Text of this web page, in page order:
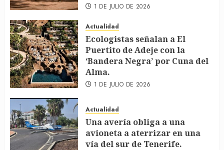
1 DE JULIO DE 2026
Actualidad
Ecologistas señalan a El
Puertito de Adeje con la
‘Bandera Negra’ por Cuna del
Alma.
1 DE JULIO DE 2026
Actualidad
Una avería obliga a una
avioneta a aterrizar en una
vía del sur de Tenerife.